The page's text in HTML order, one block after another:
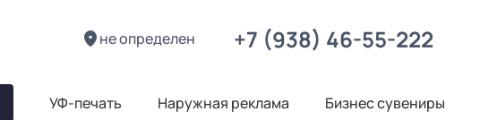
не определен +7 (938) 46-55-222
УФ-печать Наружная реклама Бизнес сувениры